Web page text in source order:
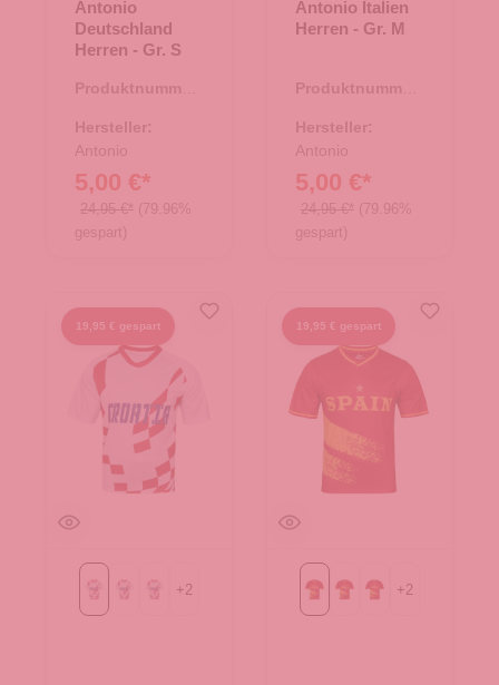
Antonio
Deutschland
Herren - Gr. S
Produktnummer:
Hersteller:
Antonio
5,00 €*
24,95 €* (79.96%
gespart)
Antonio Italien
Herren - Gr. M
Produktnummer:
Hersteller:
Antonio
5,00 €*
24,95 €* (79.96%
gespart)
19,95 € gespart
Gr. LGr. MGr. S
+2
19,95 € gespart
Gr. LGr. MGr. S
+2